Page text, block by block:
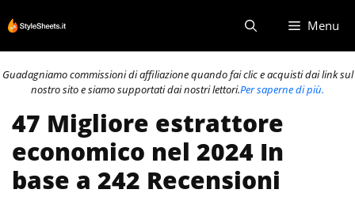
al
contenuto
Menu
Guadagniamo commissioni di affiliazione quando fai clic e acquisti dai link sul
nostro sito e siamo supportati dai nostri lettori.Per saperne di più.
47 Migliore estrattore
economico nel 2024 In
base a 242 Recensioni